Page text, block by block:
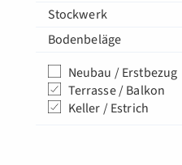
Stockwerk
Bodenbeläge
Neubau / Erstbezug
Terrasse / Balkon
Keller / Estrich